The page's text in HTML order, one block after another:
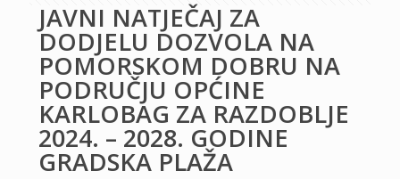
JAVNI NATJEČAJ ZA
DODJELU DOZVOLA NA
POMORSKOM DOBRU NA
PODRUČJU OPĆINE
KARLOBAG ZA RAZDOBLJE
2024. – 2028. GODINE
GRADSKA PLAŽA